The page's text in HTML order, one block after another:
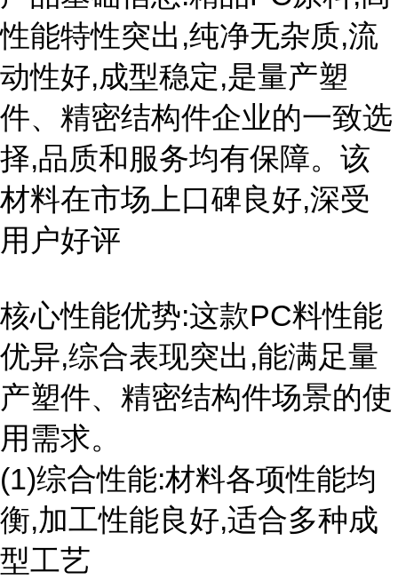
性能特性突出,纯净无杂质,流
动性好,成型稳定,是量产塑
件、精密结构件企业的一致选
择,品质和服务均有保障。该
材料在市场上口碑良好,深受
用户好评
核心性能优势:这款PC料性能
优异,综合表现突出,能满足量
产塑件、精密结构件场景的使
用需求。
(1)综合性能:材料各项性能均
衡,加工性能良好,适合多种成
型工艺